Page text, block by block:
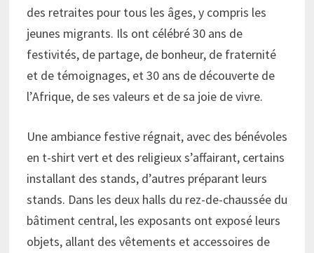
des retraites pour tous les âges, y compris les
jeunes migrants. Ils ont célébré 30 ans de
festivités, de partage, de bonheur, de fraternité
et de témoignages, et 30 ans de découverte de
l’Afrique, de ses valeurs et de sa joie de vivre.
Une ambiance festive régnait, avec des bénévoles
en t-shirt vert et des religieux s’affairant, certains
installant des stands, d’autres préparant leurs
stands. Dans les deux halls du rez-de-chaussée du
bâtiment central, les exposants ont exposé leurs
objets, allant des vêtements et accessoires de